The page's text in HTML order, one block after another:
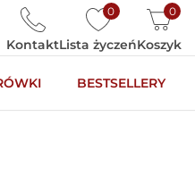
0
Lista życzeń
0
Koszyk
Kontakt
BESTSELLERY